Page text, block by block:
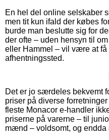
En hel del online selskaber
men tit kun ifald der købes
burde man beslutte sig for
der ofte – uden hensyn til
eller Hammel – vil være at
afhentningssted.
Det er jo særdeles bekvemt
priser på diverse
fleste Monacor e-handler
priserne på varerne – til
mænd – voldsomt, og endda